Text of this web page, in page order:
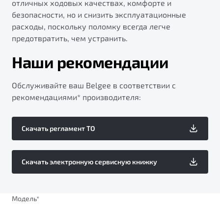
отличных ходовых качествах, комфорте и
безопасности, но и снизить эксплуатационные
расходы, поскольку поломку всегда легче
предотвратить, чем устранить.
Наши рекомендации
Обслуживайте ваш Belgee в соответствии с
рекомендациями* производителя:
Скачать регламент ТО
Скачать электронную сервисную книжку
Модель*